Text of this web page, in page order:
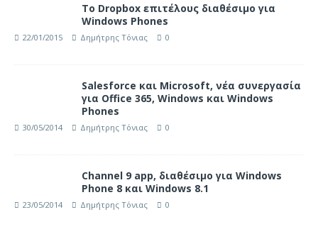
Το Dropbox επιτέλους διαθέσιμο για
Windows Phones
22/01/2015 Δημήτρης Τόνιας 0
Salesforce και Microsoft, νέα συνεργασία
για Office 365, Windows και Windows
Phones
30/05/2014 Δημήτρης Τόνιας 0
Channel 9 app, διαθέσιμο για Windows
Phone 8 και Windows 8.1
23/05/2014 Δημήτρης Τόνιας 0